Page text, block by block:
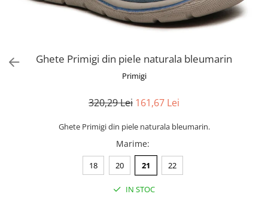
Ghete Primigi din piele naturala bleumarin
Primigi
320,29 Lei 161,67 Lei
Ghete Primigi din piele naturala bleumarin.
Marime:
18 20 21 22
IN STOC